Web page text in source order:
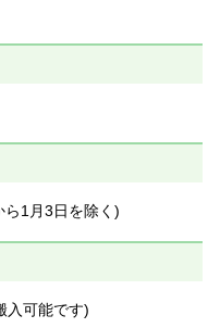
ら1月3日を除く)
入可能です)